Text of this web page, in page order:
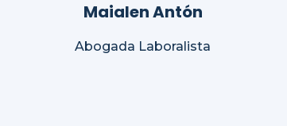
Maialen Antón
Abogada Laboralista